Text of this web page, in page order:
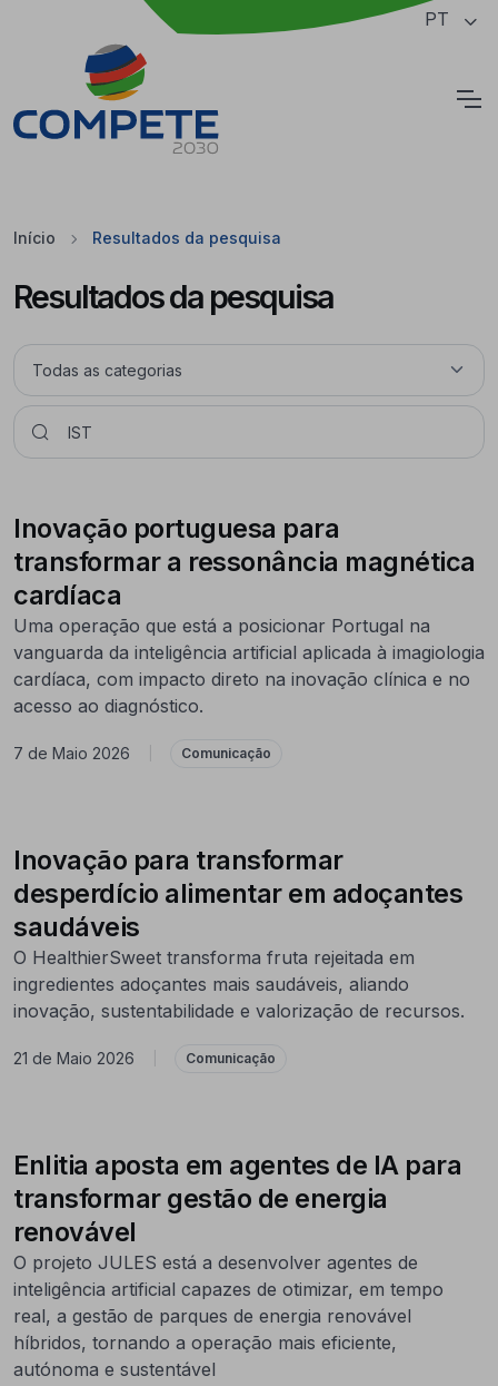
Saltar para o conteúdo principal da página PT
Início Resultados da pesquisa
Resultados da pesquisa
Inovação portuguesa para
transformar a ressonância magnética
cardíaca
Uma operação que está a posicionar Portugal na
vanguarda da inteligência artificial aplicada à imagiologia
cardíaca, com impacto direto na inovação clínica e no
acesso ao diagnóstico.
7 de Maio 2026 Comunicação
Inovação para transformar
desperdício alimentar em adoçantes
saudáveis
O HealthierSweet transforma fruta rejeitada em
ingredientes adoçantes mais saudáveis, aliando
inovação, sustentabilidade e valorização de recursos.
21 de Maio 2026 Comunicação
Enlitia aposta em agentes de IA para
transformar gestão de energia
renovável
O projeto JULES está a desenvolver agentes de
inteligência artificial capazes de otimizar, em tempo
real, a gestão de parques de energia renovável
híbridos, tornando a operação mais eficiente,
autónoma e sustentável